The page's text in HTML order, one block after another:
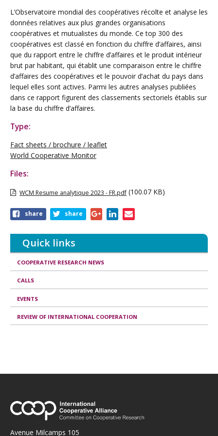
L’Observatoire mondial des coopératives récolte et analyse les
données relatives aux plus grandes organisations
coopératives et mutualistes du monde. Ce top 300 des
coopératives est classé en fonction du chiffre d’affaires, ainsi
que du rapport entre le chiffre d’affaires et le produit intérieur
brut par habitant, qui établit une comparaison entre le chiffre
d’affaires des coopératives et le pouvoir d’achat du pays dans
lequel elles sont actives. Parmi les autres analyses publiées
dans ce rapport figurent des classements sectoriels établis sur
la base du chiffre d’affaires.
Type:
Fact sheets / brochure / leaflet
World Cooperative Monitor
Files:
WCM Resume analytique 2023 - FR.pdf (100.07 KB)
Share
publication
share share
Quick links
COOPERATIVE RESEARCH NEWS
CALLS
EVENTS
REVIEW OF INTERNATIONAL COOPERATION
Avenue Milcamps 105